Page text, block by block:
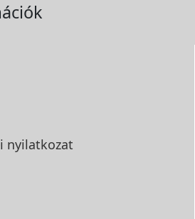
nyilatkozat